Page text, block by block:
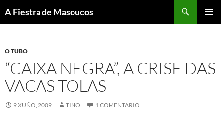
aoA Fiestra de Masoucos
O TUBO
“CAIXA NEGRA”, A CRISE DAS
VACAS TOLAS
9 XUÑO, 2009 TINO 1 COMENTARIO